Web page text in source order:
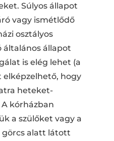
Súlyos állapot
vagy ismétlődő
osztályos
általános állapot
is elég lehet (a
elképzelhető, hogy
heteket-
kórházban
a szülőket vagy a
alatt látott